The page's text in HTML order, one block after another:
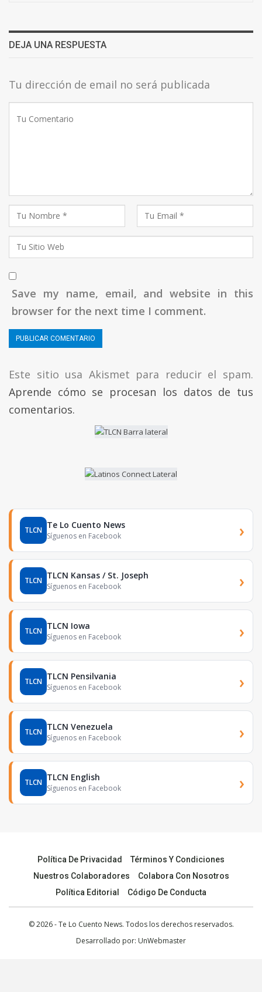
DEJA UNA RESPUESTA
Tu dirección de email no será publicada
Save my name, email, and website in this
browser for the next time I comment.
Este sitio usa Akismet para reducir el spam.
Aprende cómo se procesan los datos de tus
comentarios.
TLCN Te Lo Cuento News
Síguenos en Facebook ›
TLCN TLCN Kansas / St. Joseph
Síguenos en Facebook ›
TLCN TLCN Iowa
Síguenos en Facebook ›
TLCN TLCN Pensilvania
Síguenos en Facebook ›
TLCN TLCN Venezuela
Síguenos en Facebook ›
TLCN TLCN English
Síguenos en Facebook ›
Política De Privacidad
Términos Y Condiciones
Nuestros Colaboradores
Colabora Con Nosotros
Política Editorial
Código De Conducta
© 2026 - Te Lo Cuento News. Todos los derechos reservados.
Desarrollado por: UnWebmaster